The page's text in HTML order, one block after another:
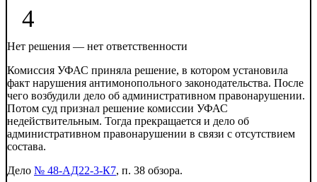
4
Нет решения — нет ответственности
Комиссия УФАС приняла решение, в котором установила
факт нарушения антимонопольного законодательства. После
чего возбудили дело об административном правонарушении.
Потом суд признал решение комиссии УФАС
недействительным. Тогда прекращается и дело об
административном правонарушении в связи с отсутствием
состава.
Дело № 48-АД22-3-К7, п. 38 обзора.